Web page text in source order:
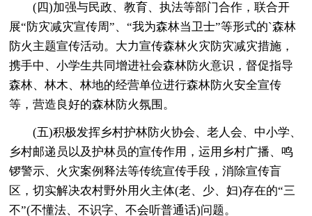
(四)加强与民政、教育、执法等部门合作，联合开
展“防灾减灾宣传周”、“我为森林当卫士”等形式的`森林
防火主题宣传活动。大力宣传森林火灾防灾减灾措施，
携手中、小学生共同增进社会森林防火意识，督促指导
森林、林木、林地的经营单位进行森林防火安全宣传
等，营造良好的森林防火氛围。
(五)积极发挥乡村护林防火协会、老人会、中小学、
乡村邮递员以及护林员的宣传作用，运用乡村广播、鸣
锣警示、火灾案例释法等传统宣传手段，消除宣传盲
区，切实解决农村野外用火主体(老、少、妇)存在的“三
不”(不懂法、不识字、不会听普通话)问题。